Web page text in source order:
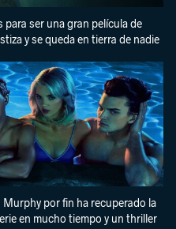
ser una gran película de
y se queda en tierra de nadie
Murphy por fin ha recuperado la
en mucho tiempo y un thriller